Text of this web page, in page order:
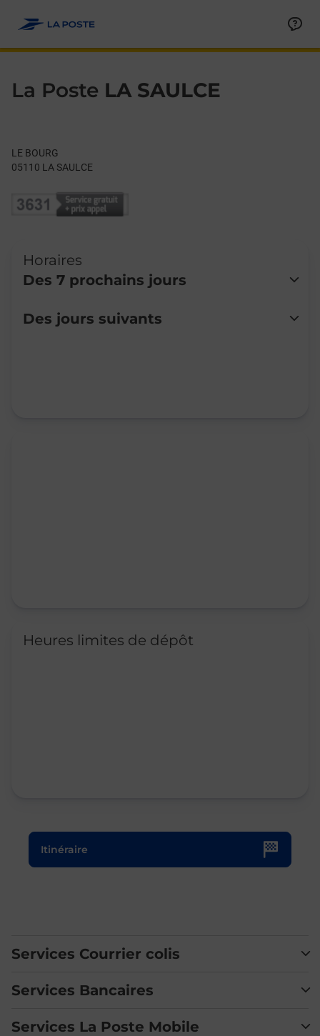
La Poste LA SAULCE
LE BOURG
05110 LA SAULCE
Horaires
Des 7 prochains jours
Lundi
Fermé
Des jours suivants
Heures limites de dépôt
Itinéraire
Le lien s'ouvre dans un nouvel onglet
Services Courrier colis
Services Bancaires
Services La Poste Mobile